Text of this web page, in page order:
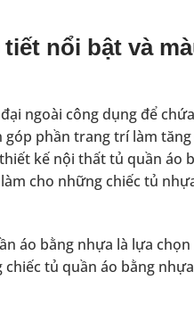
nổi bật và
ngoài công dụng để
phần trang trí làm
kế nội thất tủ quần áo
cho những chiếc tủ
áo bằng nhựa là lựa
tủ quần áo bằng